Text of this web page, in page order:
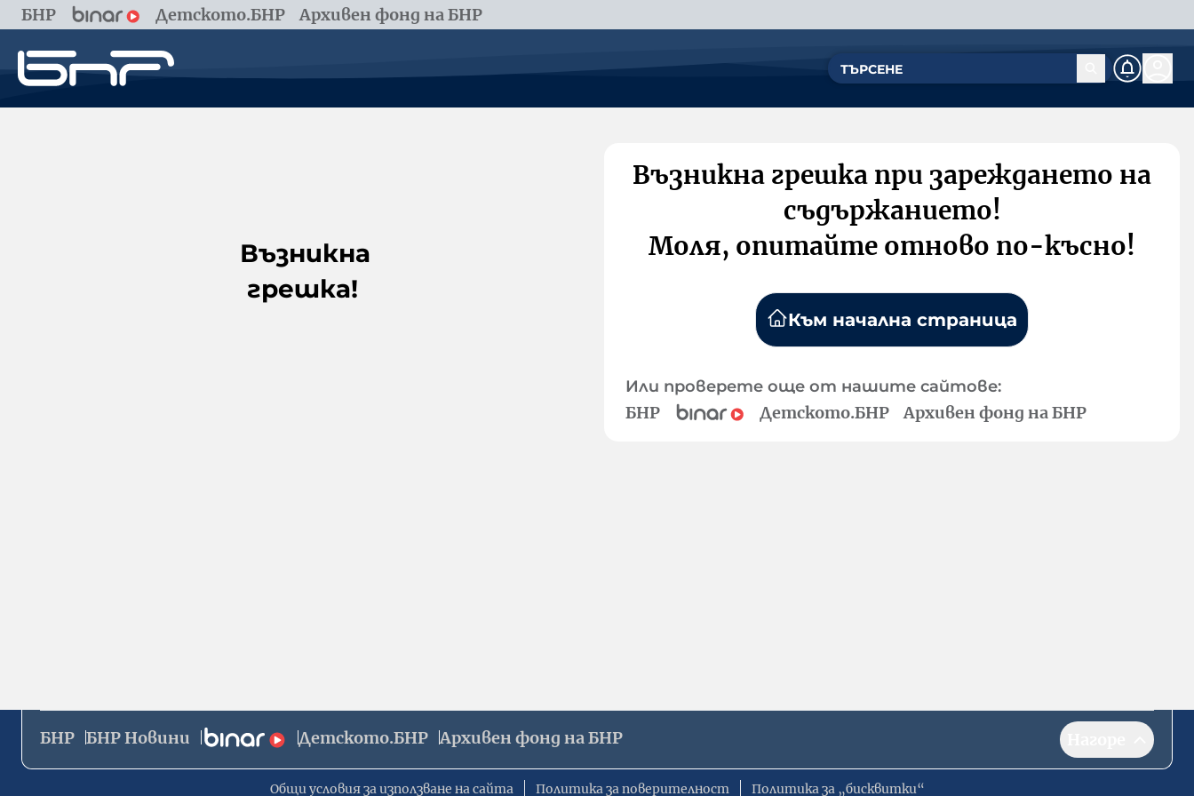
БНР Детското.БНР Архивен фонд на БНР
Възникна
грешка!
Възникна грешка при зареждането на
съдържанието!
Моля, опитайте отново по-късно!
Към начална страница
Или проверете още от нашите сайтове:
БНР Детското.БНР Архивен фонд на БНР
БНР БНР Новини Детското.БНР Архивен фонд на БНР
Общи условия за използване на сайта Политика за поверителност Политика за „бисквитки“